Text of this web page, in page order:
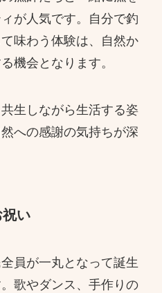
が人気です。自分で釣
味わう体験は、自然か
機会となります。
生しながら生活する姿
への感謝の気持ちが深
い
員が一丸となって誕生
歌やダンス、手作りの